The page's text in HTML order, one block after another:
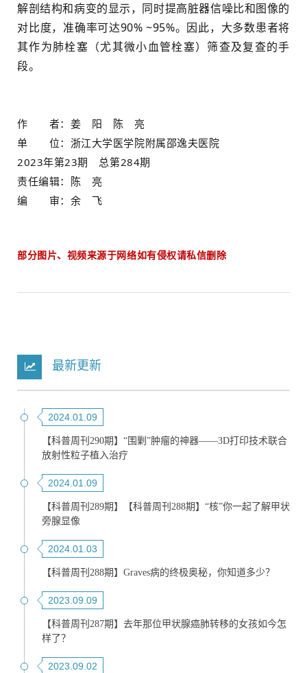
解剖结构和病变的显示，同时提高脏器信噪比和图像的
对比度，准确率可达90% ~95%。因此，大多数患者将
其作为肺栓塞（尤其微小血管栓塞）筛查及复查的手
段。
作 者：姜 阳 陈 亮
单 位：浙江大学医学院附属邵逸夫医院
2023年第23期 总第284期
责任编辑：陈 亮
编 审：余 飞
部分图片、视频来源于网络如有侵权请私信删除
最新更新
2024.01.09
【科普周刊290期】“围剿”肿瘤的神器——3D打印技术联合
放射性粒子植入治疗
2024.01.09
【科普周刊289期】【科普周刊288期】“核”你一起了解甲状
旁腺显像
2024.01.03
【科普周刊288期】Graves病的终极奥秘，你知道多少？
2023.09.09
【科普周刊287期】去年那位甲状腺癌肺转移的女孩如今怎
样了？
2023.09.02